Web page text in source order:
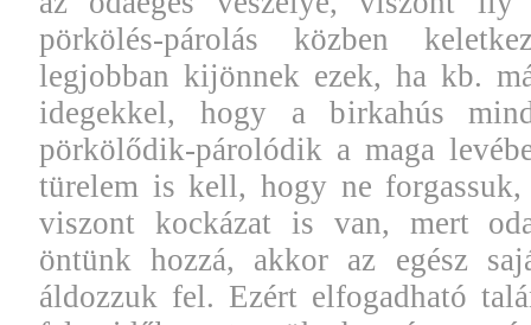
pörkölés-párolás közben
legjobban kijönnek ezek, ha kb.
idegekkel, hogy a birkahús
pörkölődik-párolódik a maga
türelem is kell, hogy ne
viszont kockázat is van, mert
öntünk hozzá, akkor az egész
áldozzuk fel. Ezért elfogadható